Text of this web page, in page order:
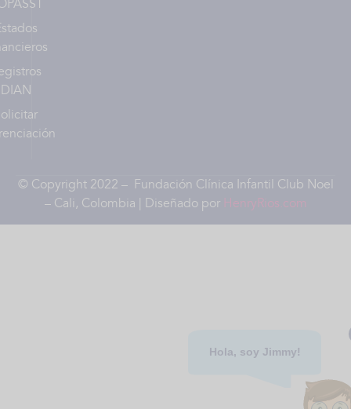
Hola, soy Jimmy!
DIAN
© Copyright 2022 – Fundación Clínica Infantil Club Noel
– Cali, Colombia | Diseñado por HenryRios.com